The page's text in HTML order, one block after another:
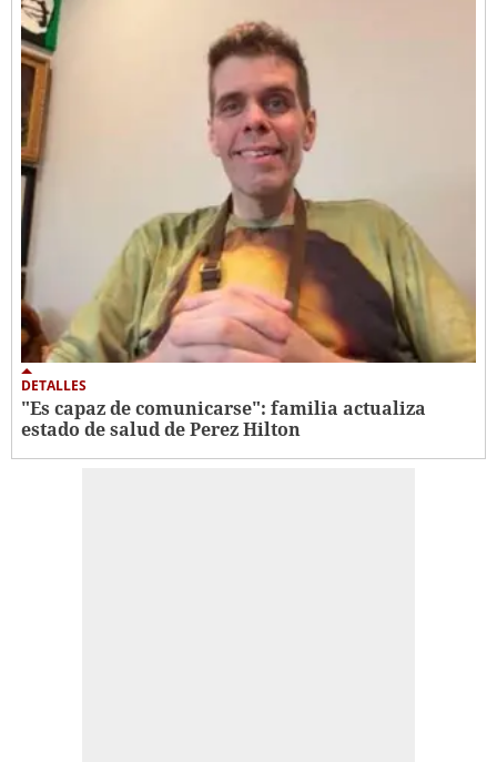
DETALLES
"Es capaz de comunicarse": familia actualiza
estado de salud de Perez Hilton